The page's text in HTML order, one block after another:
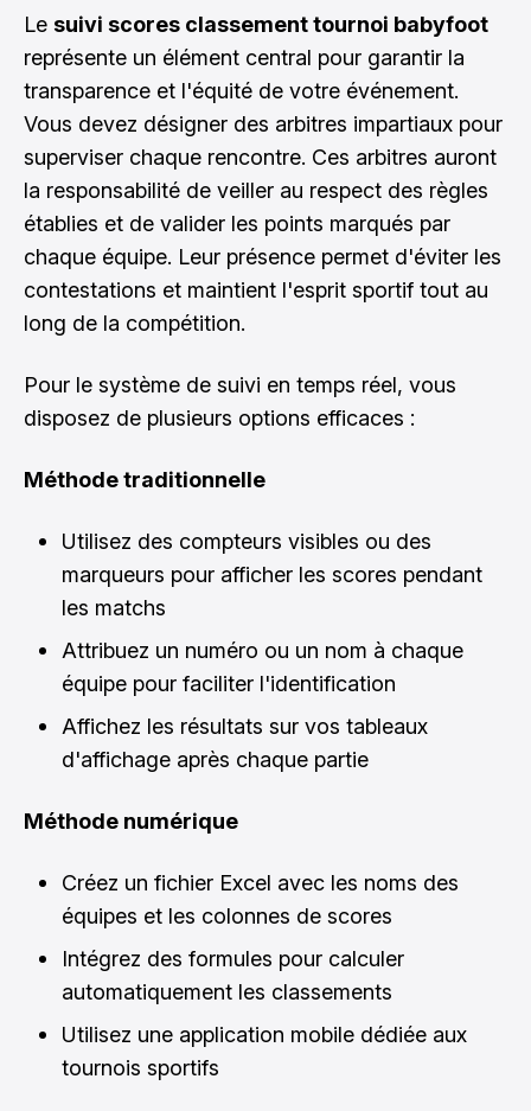
Le suivi scores classement tournoi babyfoot
représente un élément central pour garantir la
transparence et l'équité de votre événement.
Vous devez désigner des arbitres impartiaux pour
superviser chaque rencontre. Ces arbitres auront
la responsabilité de veiller au respect des règles
établies et de valider les points marqués par
chaque équipe. Leur présence permet d'éviter les
contestations et maintient l'esprit sportif tout au
long de la compétition.
Pour le système de suivi en temps réel, vous
disposez de plusieurs options efficaces :
Méthode traditionnelle
Utilisez des compteurs visibles ou des
marqueurs pour afficher les scores pendant
les matchs
Attribuez un numéro ou un nom à chaque
équipe pour faciliter l'identification
Affichez les résultats sur vos tableaux
d'affichage après chaque partie
Méthode numérique
Créez un fichier Excel avec les noms des
équipes et les colonnes de scores
Intégrez des formules pour calculer
automatiquement les classements
Utilisez une application mobile dédiée aux
tournois sportifs